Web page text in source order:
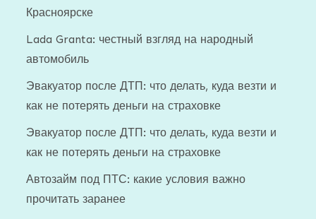
Красноярске
Lada Granta: честный взгляд на народный
автомобиль
Эвакуатор после ДТП: что делать, куда везти и
как не потерять деньги на страховке
Эвакуатор после ДТП: что делать, куда везти и
как не потерять деньги на страховке
Автозайм под ПТС: какие условия важно
прочитать заранее